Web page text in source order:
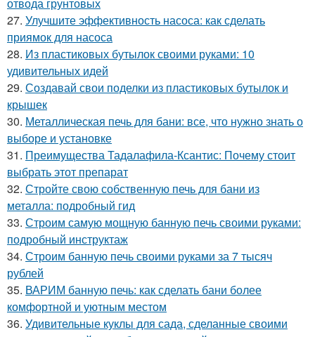
27. Улучшите эффективность насоса: как сделать
приямок для насоса
28. Из пластиковых бутылок своими руками: 10
удивительных идей
29. Создавай свои поделки из пластиковых бутылок и
крышек
30. Металлическая печь для бани: все, что нужно знать о
выборе и установке
31. Преимущества Тадалафила-Ксантис: Почему стоит
выбрать этот препарат
32. Стройте свою собственную печь для бани из
металла: подробный гид
33. Строим самую мощную банную печь своими руками:
подробный инструктаж
34. Строим банную печь своими руками за 7 тысяч
рублей
35. ВАРИМ банную печь: как сделать бани более
комфортной и уютным местом
36. Удивительные куклы для сада, сделанные своими